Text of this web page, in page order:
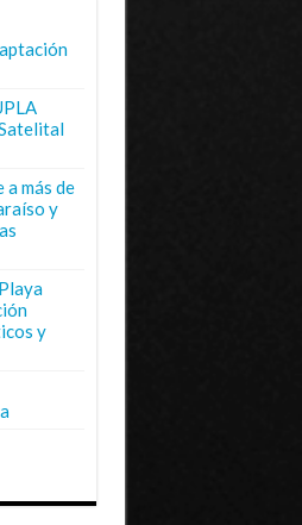
más de
y
y